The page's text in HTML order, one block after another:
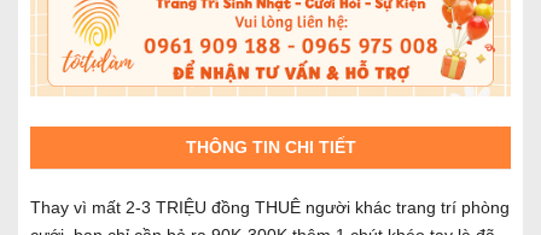
THÔNG TIN CHI TIẾT
Thay vì mất 2-3 TRIỆU đồng THUÊ người khác trang trí phòng